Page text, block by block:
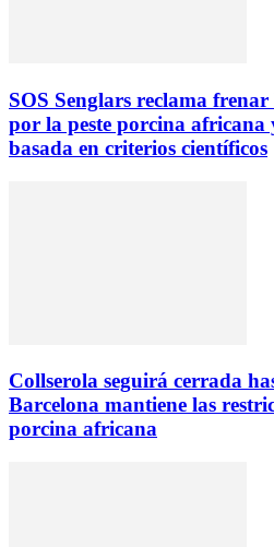
SOS Senglars reclama
por la peste porcina africana
basada en criterios científicos
Collserola seguirá cerrada
Barcelona mantiene las
porcina africana